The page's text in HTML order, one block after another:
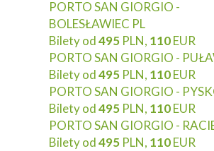
PORTO SAN GIORGIO -
BOLESŁAWIEC PL
Bilety od495 PLN, 110EUR
PORTO SAN GIORGIO -
Bilety od495 PLN, 110EUR
PORTO SAN GIORGIO -
Bilety od495 PLN, 110EUR
PORTO SAN GIORGIO -
Bilety od495 PLN, 110EUR